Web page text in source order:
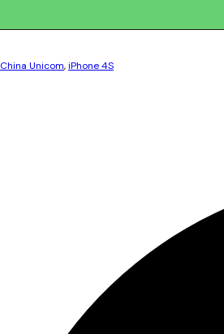
China Unicom,iPhone 4S